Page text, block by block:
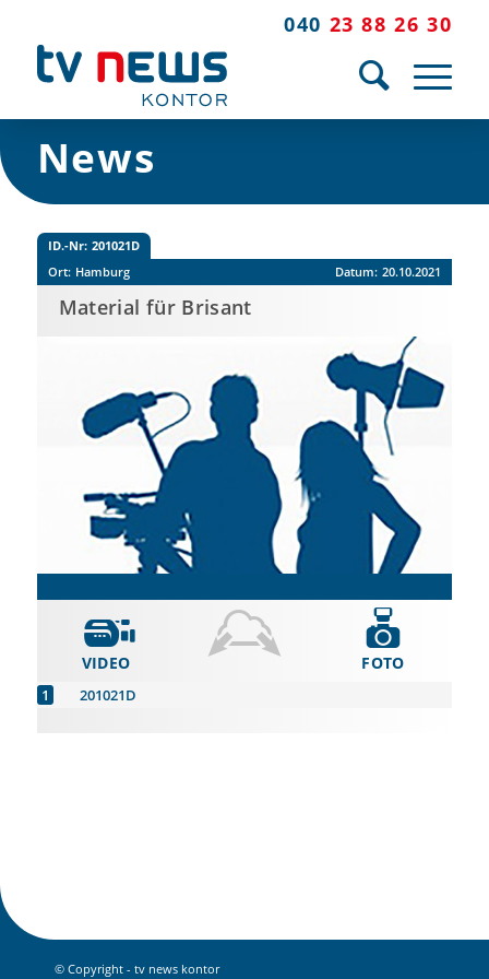
040 23 88 26 30
News
ID.-Nr: 201021D
Ort: Hamburg Datum: 20.10.2021
Material für Brisant
VIDEO
201021D
FOTO
© Copyright - tv news kontor